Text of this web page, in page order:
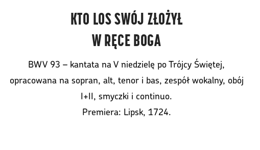
KTO LOS SWÓJ ZŁOŻYŁ
W RĘCE BOGA
BWV 93 – kantata na V niedzielę po Trójcy Świętej,
opracowana na sopran, alt, tenor i bas, zespół wokalny, obój
I+II, smyczki i continuo.
Premiera: Lipsk, 1724.